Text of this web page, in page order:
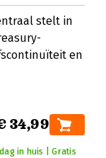
stelt in
en
34,99
in huis | Gratis